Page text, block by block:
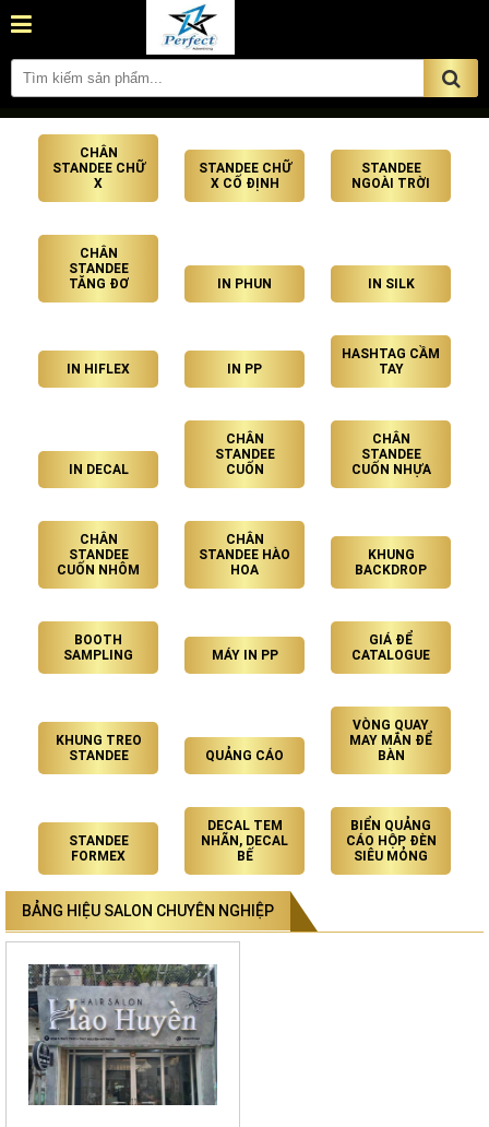
CHÂN
STANDEE CHỮ
X
STANDEE CHỮ
X CỐ ĐỊNH
STANDEE
NGOÀI TRỜI
CHÂN
STANDEE
TĂNG ĐƠ
IN PHUN IN SILK
IN HIFLEX IN PP
HASHTAG CẦM
TAY
IN DECAL
CHÂN
STANDEE
CUỐN
CHÂN
STANDEE
CUỐN NHỰA
CHÂN
STANDEE
CUỐN NHÔM
CHÂN
STANDEE HÀO
HOA
KHUNG
BACKDROP
BOOTH
SAMPLING
MÁY IN PP
GIÁ ĐỂ
CATALOGUE
KHUNG TREO
STANDEE
QUẢNG CÁO
VÒNG QUAY
MAY MẮN ĐỂ
BÀN
STANDEE
FORMEX
DECAL TEM
NHÃN, DECAL
BẾ
BIỂN QUẢNG
CÁO HỘP ĐÈN
SIÊU MỎNG
BẢNG HIỆU SALON CHUYÊN NGHIỆP